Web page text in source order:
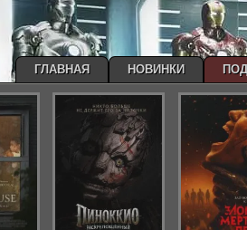
ГЛАВНАЯ НОВИНКИ